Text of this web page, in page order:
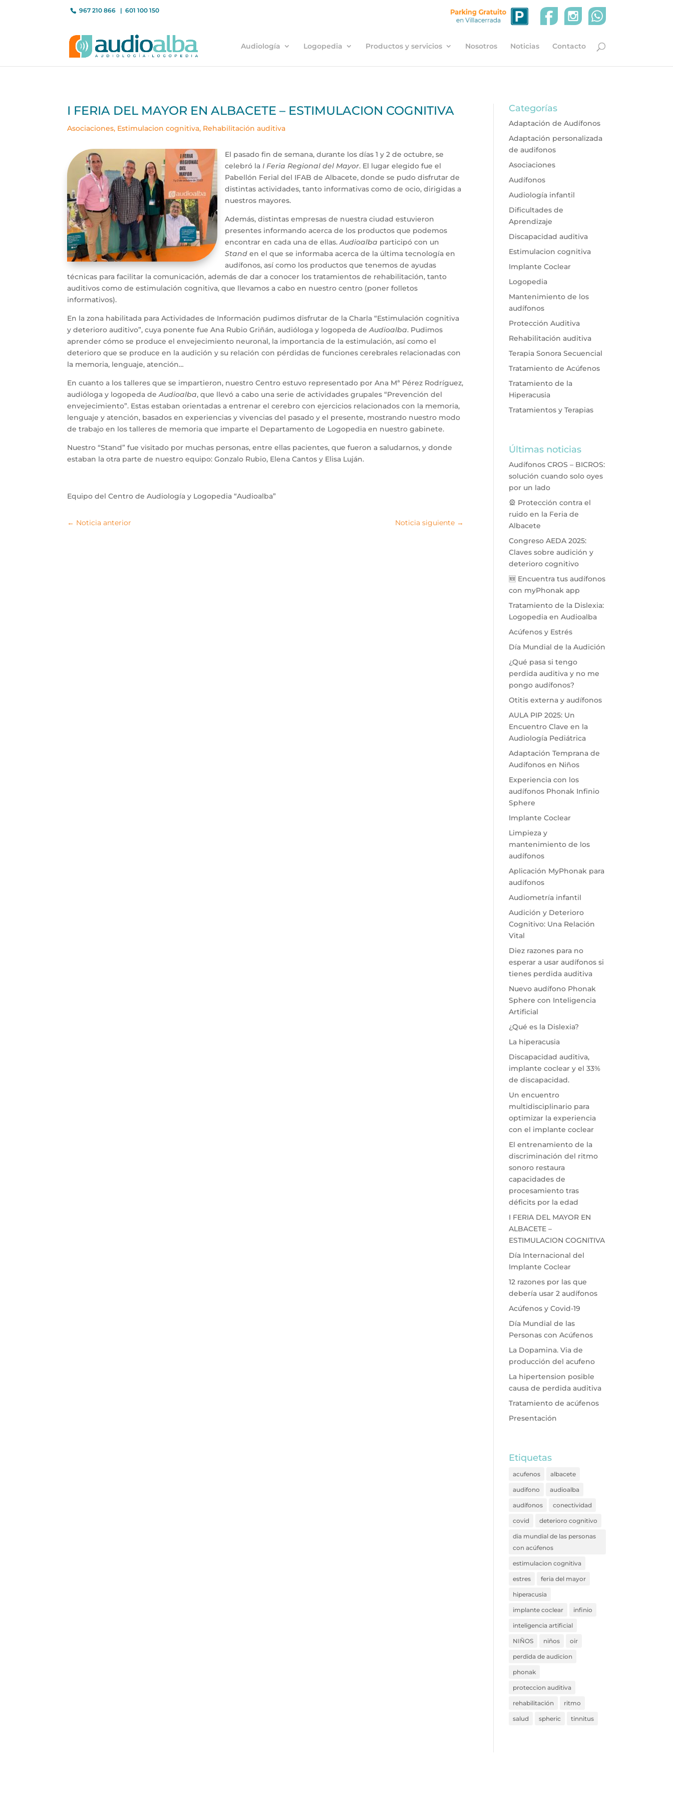
967 210 866 601 100 150
Audiología Logopedia Productos y servicios Nosotros Noticias Contacto
I FERIA DEL MAYOR EN ALBACETE – ESTIMULACION COGNITIVA
Asociaciones, Estimulacion cognitiva, Rehabilitación auditiva
El pasado fin de semana, durante los días 1 y 2 de octubre, se
celebró laI Feria Regional del Mayor. El lugar elegido fue el
Pabellón Ferial del IFAB de Albacete, donde se pudo disfrutar de
distintas actividades, tanto informativas como de ocio, dirigidas a
nuestros mayores.
Además, distintas empresas de nuestra ciudad estuvieron
presentes informando acerca de los productos que podemos
encontrar en cada una de ellas.Audioalba participó con un
Stand en el que se informaba acerca de la última tecnología en
audífonos, así como los productos que tenemos de ayudas
técnicas para facilitar la comunicación, además de dar a conocer los tratamientos de rehabilitación, tanto
auditivos como de estimulación cognitiva, que llevamos a cabo en nuestro centro (poner folletos
informativos).
En la zona habilitada para Actividades de Información pudimos disfrutar de la Charla “Estimulación cognitiva
y deterioro auditivo”, cuya ponente fue Ana Rubio Griñán, audióloga y logopeda de Audioalba. Pudimos
aprender cómo se produce el envejecimiento neuronal, la importancia de la estimulación, así como el
deterioro que se produce en la audición y su relación con pérdidas de funciones cerebrales relacionadas con
la memoria, lenguaje, atención…
En cuanto a los talleres que se impartieron, nuestro Centro estuvo representado por Ana Mª Pérez Rodríguez,
audióloga y logopeda deAudioalba, que llevó a cabo una serie de actividades grupales “Prevención del
envejecimiento”. Estas estaban orientadas a entrenar el cerebro con ejercicios relacionados con la memoria,
lenguaje y atención, basados en experiencias y vivencias del pasado y el presente, mostrando nuestro modo
de trabajo en los talleres de memoria que imparte el Departamento de Logopedia en nuestro gabinete.
Nuestro “Stand” fue visitado por muchas personas, entre ellas pacientes, que fueron a saludarnos, y donde
estaban la otra parte de nuestro equipo: Gonzalo Rubio, Elena Cantos y Elisa Luján.
Equipo del Centro de Audiología y Logopedia “Audioalba”
← Noticia anterior Noticia siguiente →
Categorías
Adaptación de Audífonos
Adaptación personalizada
de audifonos
Asociaciones
Audífonos
Audiología infantil
Dificultades de
Aprendizaje
Discapacidad auditiva
Estimulacion cognitiva
Implante Coclear
Logopedia
Mantenimiento de los
audífonos
Protección Auditiva
Rehabilitación auditiva
Terapia Sonora Secuencial
Tratamiento de Acúfenos
Tratamiento de la
Hiperacusia
Tratamientos y Terapias
Últimas noticias
Audífonos CROS – BICROS:
solución cuando solo oyes
por un lado
🎡 Protección contra el
ruido en la Feria de
Albacete
Congreso AEDA 2025:
Claves sobre audición y
deterioro cognitivo
🆕 Encuentra tus audífonos
con myPhonak app
Tratamiento de la Dislexia:
Logopedia en Audioalba
Acúfenos y Estrés
Día Mundial de la Audición
¿Qué pasa si tengo
perdida auditiva y no me
pongo audífonos?
Otitis externa y audífonos
AULA PIP 2025: Un
Encuentro Clave en la
Audiología Pediátrica
Adaptación Temprana de
Audífonos en Niños
Experiencia con los
audífonos Phonak Infinio
Sphere
Implante Coclear
Limpieza y
mantenimiento de los
audífonos
Aplicación MyPhonak para
audífonos
Audiometría infantil
Audición y Deterioro
Cognitivo: Una Relación
Vital
Diez razones para no
esperar a usar audífonos si
tienes perdida auditiva
Nuevo audífono Phonak
Sphere con Inteligencia
Artificial
¿Qué es la Dislexia?
La hiperacusia
Discapacidad auditiva,
implante coclear y el 33%
de discapacidad.
Un encuentro
multidisciplinario para
optimizar la experiencia
con el implante coclear
El entrenamiento de la
discriminación del ritmo
sonoro restaura
capacidades de
procesamiento tras
déficits por la edad
I FERIA DEL MAYOR EN
ALBACETE –
ESTIMULACION COGNITIVA
Día Internacional del
Implante Coclear
12 razones por las que
debería usar 2 audífonos
Acúfenos y Covid-19
Día Mundial de las
Personas con Acúfenos
La Dopamina. Via de
producción del acufeno
La hipertension posible
causa de perdida auditiva
Tratamiento de acúfenos
Presentación
Etiquetas
acufenos albacete
audifono audioalba
audífonos conectividad
covid deterioro cognitivo
dia mundial de las personas
con acúfenos
estimulacion cognitiva
estres feria del mayor
hiperacusia
implante coclear infinio
inteligencia artificial
NIÑOS niños oir
perdida de audicion
phonak
proteccion auditiva
rehabilitación ritmo
salud spheric tinnitus